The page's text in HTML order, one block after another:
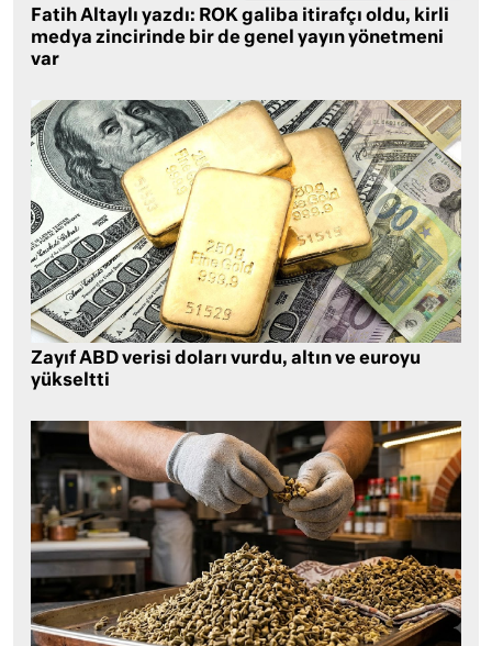
Fatih Altaylı yazdı: ROK galiba itirafçı oldu, kirli
medya zincirinde bir de genel yayın yönetmeni
var
Zayıf ABD verisi doları vurdu, altın ve euroyu
yükseltti